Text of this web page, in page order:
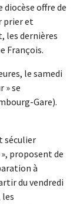
offre de
prier et
les dernières
François.
le samedi
» se
Gare).
séculier
proposent de
à
du vendredi
les